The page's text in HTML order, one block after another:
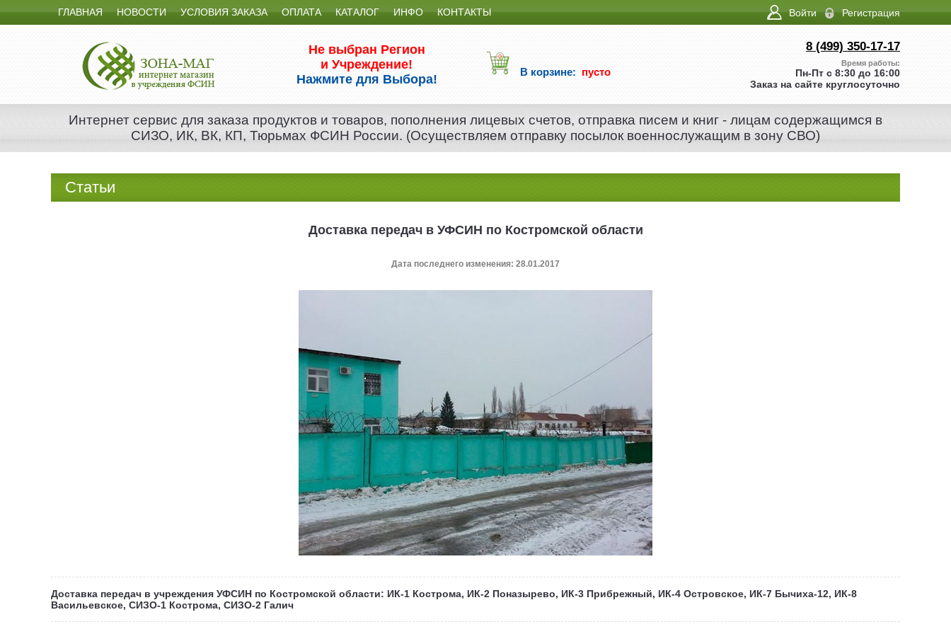
ГЛАВНАЯ НОВОСТИ УСЛОВИЯ ЗАКАЗА ОПЛАТА КАТАЛОГ ИНФО КОНТАКТЫ Регистрация
Войти
Не выбран Регион
и Учреждение!
Нажмите для Выбора!
В корзине: пусто
8 (499) 350-17-17
Время работы:
Пн-Пт с 8:30 до 16:00
Заказ на сайте круглосуточно
Интернет сервис для заказа продуктов и товаров, пополнения лицевых счетов, отправка писем и книг - лицам содержащимся в
СИЗО, ИК, ВК, КП, Тюрьмах ФСИН России. (Осуществляем отправку посылок военнослужащим в зону СВО)
Статьи
Доставка передач в УФСИН по Костромской области
Дата последнего изменения: 28.01.2017
Доставка передач в учреждения УФСИН по Костромской области: ИК-1 Кострома, ИК-2 Поназырево, ИК-3 Прибрежный, ИК-4 Островское, ИК-7 Бычиха-12, ИК-8
Васильевское, СИЗО-1 Кострома, СИЗО-2 Галич